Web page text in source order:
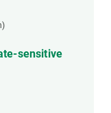
sensitive